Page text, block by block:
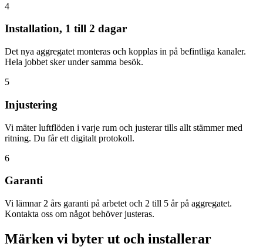
4
Installation, 1 till 2 dagar
Det nya aggregatet monteras och kopplas in på befintliga kanaler.
Hela jobbet sker under samma besök.
5
Injustering
Vi mäter luftflöden i varje rum och justerar tills allt stämmer med
ritning. Du får ett digitalt protokoll.
6
Garanti
Vi lämnar 2 års garanti på arbetet och 2 till 5 år på aggregatet.
Kontakta oss om något behöver justeras.
Märken vi byter ut och installerar